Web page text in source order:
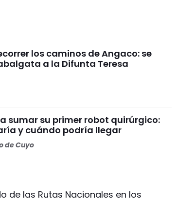
los caminos de Angaco: se
a la Difunta Teresa
sumar su primer robot quirúrgico:
y cuándo podría llegar
de Cuyo
de las Rutas Nacionales en los